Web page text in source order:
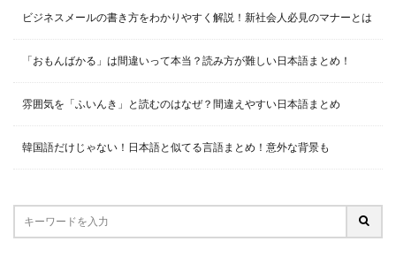
ビジネスメールの書き方をわかりやすく解説！新社会人必見のマナーとは
「おもんばかる」は間違いって本当？読み方が難しい日本語まとめ！
雰囲気を「ふいんき」と読むのはなぜ？間違えやすい日本語まとめ
韓国語だけじゃない！日本語と似てる言語まとめ！意外な背景も